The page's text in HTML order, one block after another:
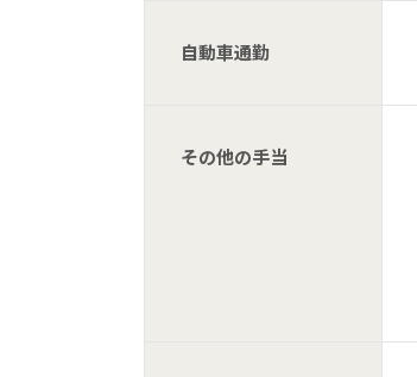
自動車通勤
その他の手当